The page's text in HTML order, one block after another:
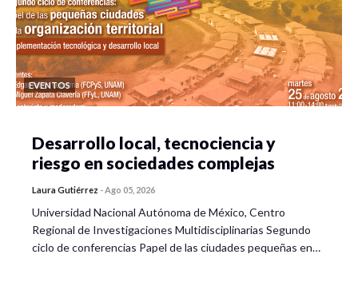
EVENTOS
Desarrollo local, tecnociencia y
riesgo en sociedades complejas
Laura Gutiérrez -Ago 05, 2026
Universidad Nacional Autónoma de México, Centro
Regional de Investigaciones Multidisciplinarias Segundo
ciclo de conferencias Papel de las ciudades pequeñas en…